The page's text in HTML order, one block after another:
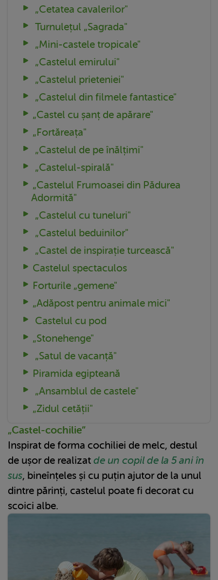
„Cetatea cavalerilor"
Turnulețul „Sagrada"
„Mini-castele tropicale"
„Castelul emirului"
„Castelul prieteniei"
„Castelul din filmele fantastice"
„Castel cu șanț de apărare"
„Fortăreața"
„Castelul de pe înălțimi"
„Castelul-spirală"
„Castelul Frumoasei din Pădurea
Adormită"
„Castelul cu tuneluri"
„Castelul beduinilor"
„Castel de inspirație turcească"
Castelul spectaculos
Forturile „gemene"
„Adăpost pentru animale mici"
Castelul cu pod
„Stonehenge"
„Satul de vacanță"
Piramida egipteană
„Ansamblul de castele"
„Zidul cetății"
„Castel-cochilie”
Inspirat de forma cochiliei de melc, destul
de ușor de realizat de un copil de la 5 ani în
sus, bineînțeles și cu puțin ajutor de la unul
dintre părinți, castelul poate fi decorat cu
scoici albe.